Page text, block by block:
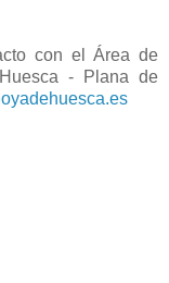
con el Área de
- Plana de